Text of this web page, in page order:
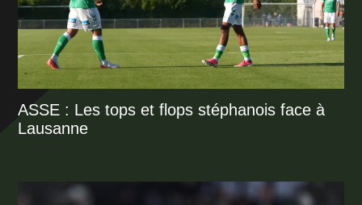
ASSE : Les tops et flops stéphanois face à
Lausanne